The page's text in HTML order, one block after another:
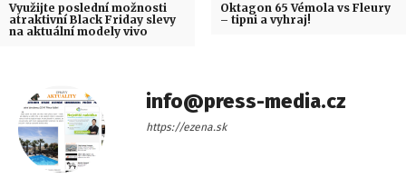
Využijte poslední možnosti
atraktivní Black Friday slevy
na aktuální modely vivo
Oktagon 65 Vémola vs Fleury
– tipni a vyhraj!
info@press-media.cz
https://ezena.sk